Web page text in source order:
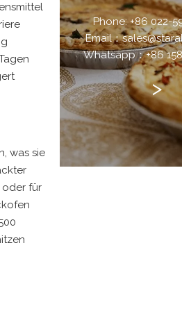
was sie
oder für
Phone: +86 022-
Email：
Whatsapp：+86
>